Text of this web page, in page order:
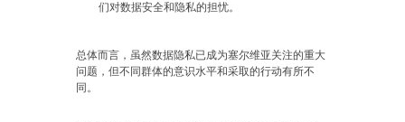
们对数据安全和隐私的担忧。
总体而言，虽然数据隐私已成为塞尔维亚关注的重大
问题，但不同群体的意识水平和采取的行动有所不
同。